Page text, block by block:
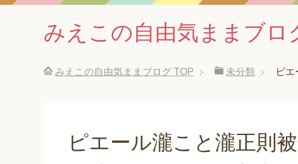
みえこの自由気ままブロ
みえこの自由気ままブログ TOP 未分類 ピ
ピエール瀧こと瀧正則